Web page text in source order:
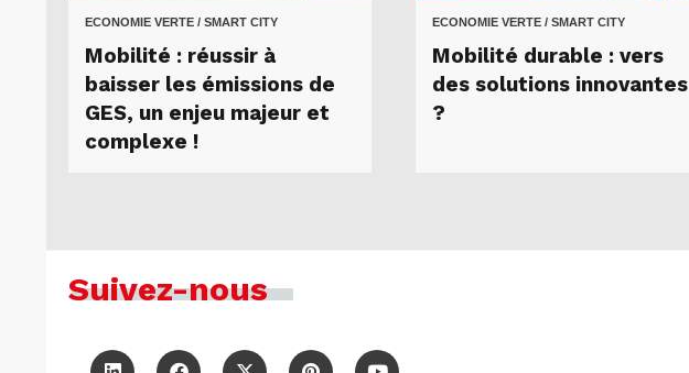
ECONOMIE VERTE / SMART CITY
Mobilité : réussir à
baisser les émissions de
GES, un enjeu majeur et
complexe !
ECONOMIE VERTE / SMART CITY
Mobilité durable : vers
des solutions innovantes
?
Suivez-nous